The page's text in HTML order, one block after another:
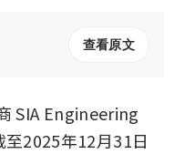
查看原文
SIA Engineering
至2025年12月31日